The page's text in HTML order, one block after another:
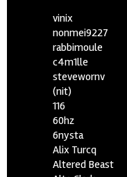
vinix
nonmei9227
rabbimoule
c4m1lle
stevewornv
(nit)
116
60hz
6nysta
Alix Turcq
Altered Beast